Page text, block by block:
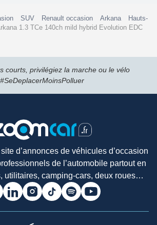
SUV Renault occasion Arkana
Hauts-
1.3 TCe 140ch mild hybrid Evolution EDC
courts, privilégiez la marche ou le vélo
#SeDeplacerMoinsPolluer
d’annonces de véhicules d’occasion
de l’automobile partout en
utilitaires, camping-cars, deux roues…